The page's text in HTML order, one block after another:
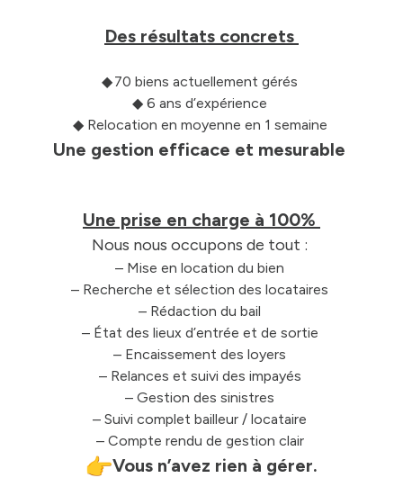
Des résultats concrets
◆ 70 biens actuellement gérés
◆ 6 ans d’expérience
◆ Relocation en moyenne en 1 semaine
Une gestion efficace et mesurable
Une prise en charge à 100%
Nous nous occupons de tout :
– Mise en location du bien
– Recherche et sélection des locataires
– Rédaction du bail
– État des lieux d’entrée et de sortie
– Encaissement des loyers
– Relances et suivi des impayés
– Gestion des sinistres
– Suivi complet bailleur / locataire
– Compte rendu de gestion clair
Vous n’avez rien à gérer.